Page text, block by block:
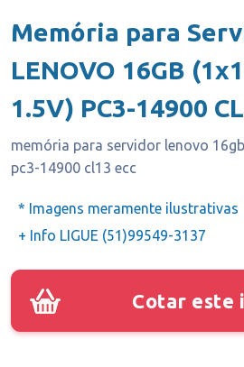
Memória para
LENOVO 16GB
1.5V) PC3-14900
memória para servidor lenovo
pc3-14900 cl13 ecc
* Imagens meramente ilustrativas
+ Info LIGUE (51)99549-3137
Cotar este